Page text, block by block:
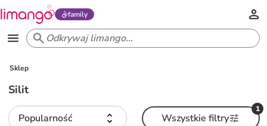
family
Sklep
Silit
Popularność
1
Wszystkie filtry